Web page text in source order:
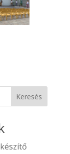
Keresés